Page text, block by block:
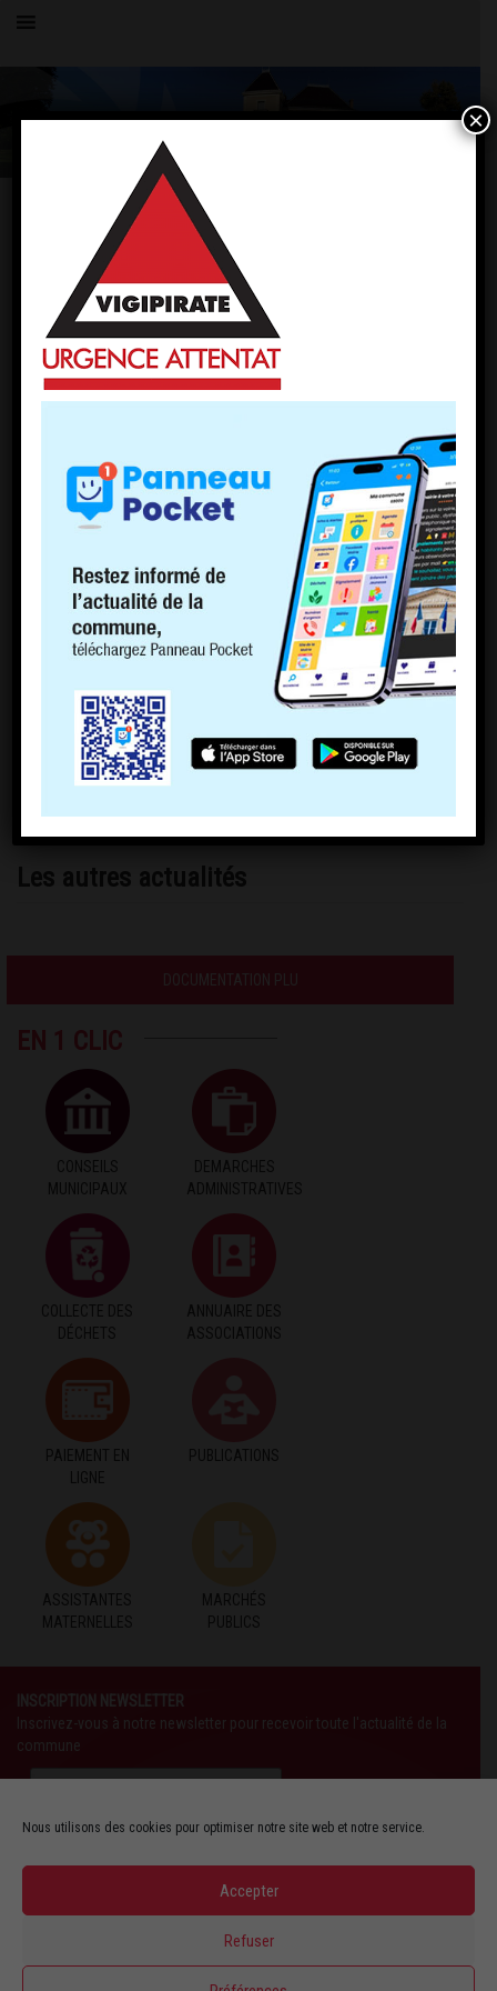
Nous utilisons des cookies pour optimiser notre site web et notre service.
Accepter
Refuser
Toutes les actualités
urgence vigipirate
14 octobre 2023
Les autres actualités
DOCUMENTATION PLU
EN 1 CLIC
CONSEILS
MUNICIPAUX
DEMARCHES
ADMINISTRATIVES
COLLECTE DES
DÉCHETS
ANNUAIRE DES
ASSOCIATIONS
PAIEMENT EN
LIGNE
PUBLICATIONS
ASSISTANTES
MATERNELLES
MARCHÉS
PUBLICS
INSCRIPTION NEWSLETTER
Inscrivez-vous à notre newsletter pour recevoir toute l'actualité de la
commune
SUIVEZ-NOUS AUSSI SUR :
YOUTUBE
×